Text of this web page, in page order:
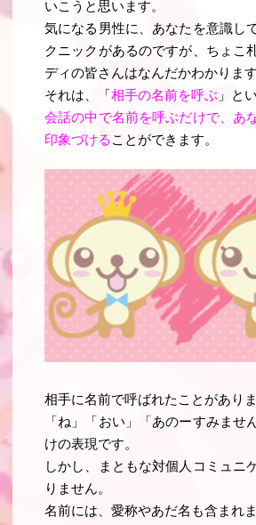
いこうと思います。
気になる男性に、 あなたを意識し
クニック があるのですが、ちょこ
ディの皆さんはなんだかわかりま
それは、「相手の名前を呼ぶ 」と
会話の中で名前を呼ぶだけで、あ
印象づける ことができます。
相手に名前で呼ばれたことがあり
「ね」「おい」「あのーすみませ
けの表現です。
しかし、まともな対個人コミュニ
りません。
名前には、愛称やあだ名も含まれま